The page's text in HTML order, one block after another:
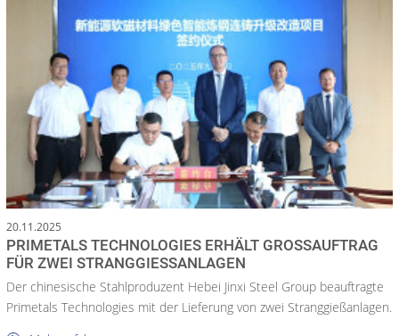
20.11.2025
PRIMETALS TECHNOLOGIES ERHÄLT GROSSAUFTRAG F
ÜR ZWEI STRANGGIESSANLAGEN
Der chinesische Stahlproduzent Hebei Jinxi Steel Group beauftragte
Primetals Technologies mit der Lieferung von zwei Stranggießanlagen.